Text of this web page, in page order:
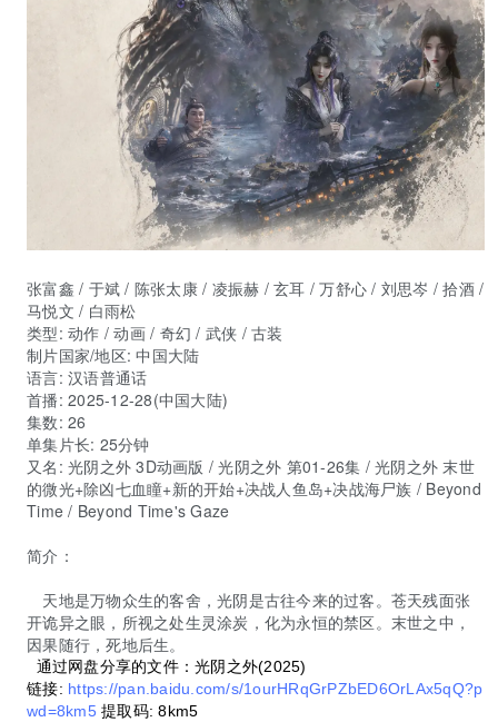
张富鑫 / 于斌 / 陈张太康 / 凌振赫 / 玄耳 / 万舒心 / 刘思岑 / 拾酒 /
马悦文 / 白雨松
类型: 动作 / 动画 / 奇幻 / 武侠 / 古装
制片国家/地区: 中国大陆
语言: 汉语普通话
首播: 2025-12-28(中国大陆)
集数: 26
单集片长: 25分钟
又名: 光阴之外 3D动画版 / 光阴之外 第01-26集 / 光阴之外 末世
的微光+除凶七血瞳+新的开始+决战人鱼岛+决战海尸族 / Beyond
Time / Beyond Time's Gaze
简介：
天地是万物众生的客舍，光阴是古往今来的过客。苍天残面张
开诡异之眼，所视之处生灵涂炭，化为永恒的禁区。末世之中，
因果随行，死地后生。
通过网盘分享的文件：光阴之外(2025)
链接: https://pan.baidu.com/s/1ourHRqGrPZbED6OrLAx5qQ?p
wd=8km5提取码: 8km5